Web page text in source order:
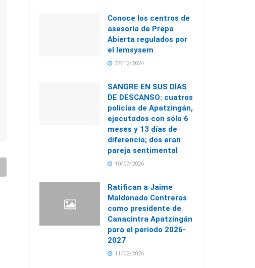
Conoce los centros de
asesoría de Prepa
Abierta regulados por
el Iemsysem
27/12/2024
SANGRE EN SUS DÍAS
DE DESCANSO: cuatros
policías de Apatzingán,
ejecutados con sólo 6
meses y 13 días de
diferencia; dos eran
pareja sentimental
10/07/2026
Ratifican a Jaime
Maldonado Contreras
como presidente de
Canacintra Apatzingán
para el periodo 2026-
2027
11/02/2026